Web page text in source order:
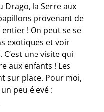
Drago, la Serre aux
provenant de
! On peut se se
exotiques et voir
une visite qui
aux enfants ! Les
sur place. Pour moi,
peu élevé :